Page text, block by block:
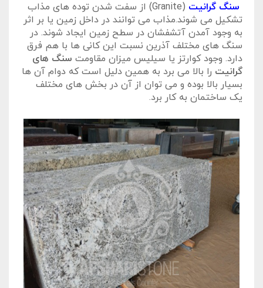
سنگ گرانیت
(Granite) از سفت شدن توده های مذاب
تشکیل می شوند.مذاب می توانند در داخل زمین یا بر اثر
به وجود آمدن آتشفشان در سطح زمین ایجاد شوند. در
سنگ های مختلف آذرین نسبت این کانی ها با هم فرق
دارد. وجود کوارتز یا سیلیس میزان مقاومت سنگ های
گرانیت را بالا می برد به همین دلیل است که دوام آن ها
بسیار بالا بوده و می توان از آن در بخش های مختلف
یک ساختمان به کار برد.